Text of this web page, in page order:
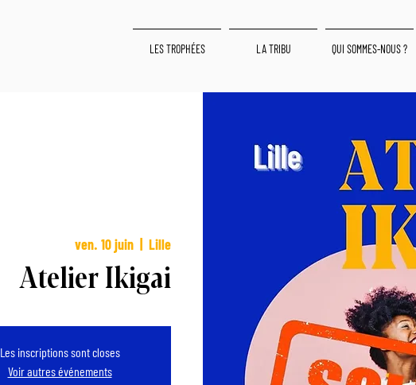
LES TROPHÉES LA TRIBU QUI SOMMES-NOUS ?
ven. 10 juin Lille
Atelier Ikigai
Les inscriptions sont closes
Voir autres événements